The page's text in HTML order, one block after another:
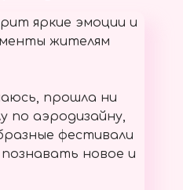
яркие эмоции и
жителям
прошла ни
по аэродизайну,
фестивали
новое и